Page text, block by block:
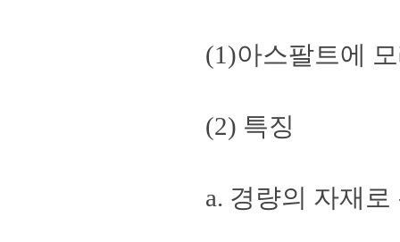
(1)아스팔트에
(2) 특징
a. 경량의 자재